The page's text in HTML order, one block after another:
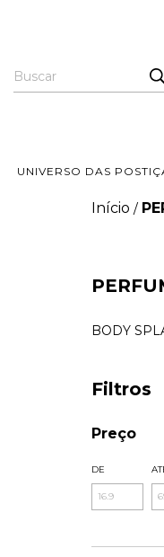
UNIVERSO DAS
Início /
BODY
Filtros
Preço
DE